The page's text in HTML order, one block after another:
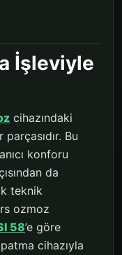
İşleviyle
cihazındaki
Bu
konforu
da
teknik
ozmoz
58’e göre
cihazıyla